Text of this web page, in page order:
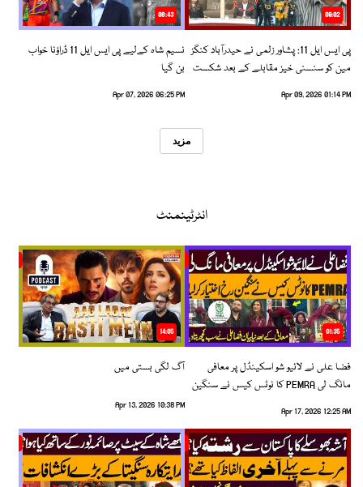
09:02
پی ایس ایل 11: پشاور زلمی نے حیدرآباد کنگز
مین کو سنسنی خیز مقابلے کے بعد شکست
Apr 09, 2026 01:14 PM
06:43
نسیم شاہ کےلیے پی ایس ایل 11 ڈراؤنا خواب
بن گیا
Apr 07, 2026 06:25 PM
مزید
انٹرٹینمنٹ
01:35
فضا علی نے لائیو شو اسکینڈل پر معافی
مانگ لی PEMRA کا نوٹس کیس نے سنگین
Apr 17, 2026 12:25 AM
14:05
آگ لگی بستی میں
Apr 13, 2026 10:38 PM